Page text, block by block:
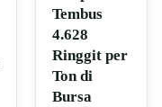
Tembus
4.628
Ringgit per
Ton di
Bursa